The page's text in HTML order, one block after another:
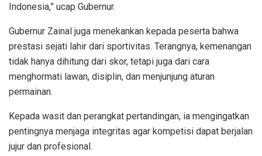
Indonesia,” ucap Gubernur.
Gubernur Zainal juga menekankan kepada peserta bahwa
prestasi sejati lahir dari sportivitas. Terangnya, kemenangan
tidak hanya dihitung dari skor, tetapi juga dari cara
menghormati lawan, disiplin, dan menjunjung aturan
permainan.
Kepada wasit dan perangkat pertandingan, ia mengingatkan
pentingnya menjaga integritas agar kompetisi dapat berjalan
jujur dan profesional.